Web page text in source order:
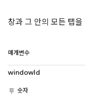
창과 그 안의 모든 탭을
매개변수
windowId
숫자